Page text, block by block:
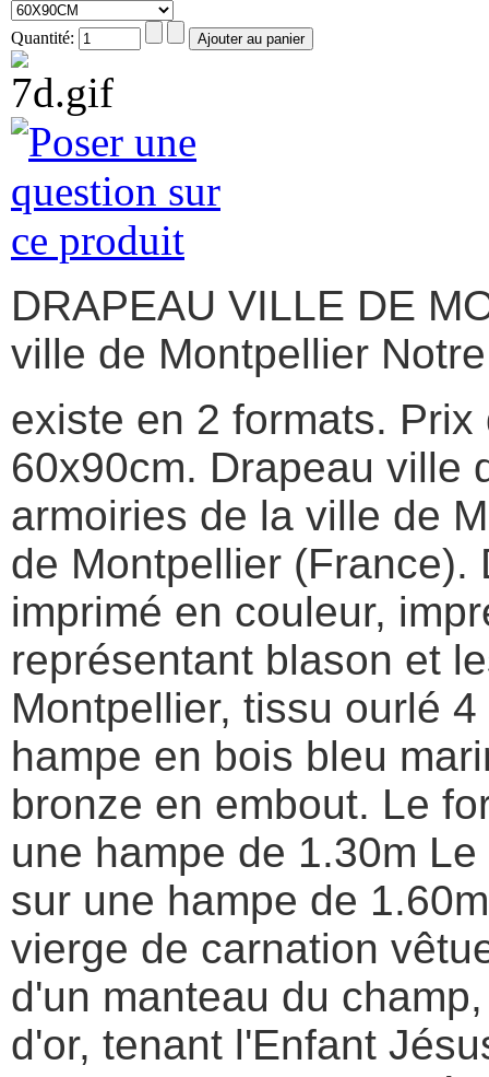
Quantité:
DRAPEAU VILLE DE
ville de Montpellier
existe en 2 formats.
60x90cm. Drapeau ville
armoiries de la ville de
de Montpellier (France).
imprimé en couleur,
représentant blason et
Montpellier, tissu ourlé
hampe en bois bleu
bronze en embout. Le
une hampe de 1.30m
sur une hampe de
vierge de carnation
d'un manteau du
d'or, tenant l'Enfant